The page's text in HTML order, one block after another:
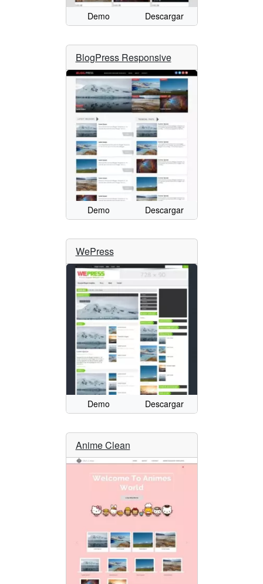
Demo Descargar
BlogPress Responsive
Demo Descargar
WePress
Demo Descargar
Anime Clean